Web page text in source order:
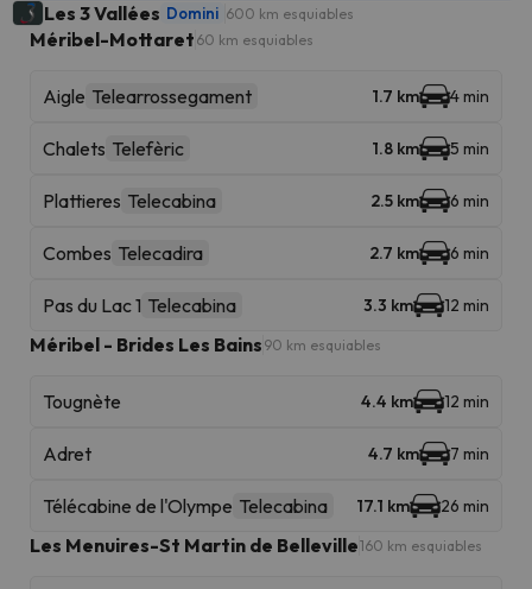
Les 3 Vallées Domini 600 km esquiables
Méribel-Mottaret 60 km esquiables
Aigle Telearrossegament 1.7 km 4 min
Chalets Telefèric 1.8 km 5 min
Plattieres Telecabina 2.5 km 6 min
Combes Telecadira 2.7 km 6 min
Pas du Lac 1 Telecabina 3.3 km 12 min
Méribel - Brides Les Bains 90 km esquiables
Tougnète 4.4 km 12 min
Adret 4.7 km 7 min
Télécabine de l'Olympe Telecabina 17.1 km 26 min
Les Menuires-St Martin de Belleville160 km esquiables